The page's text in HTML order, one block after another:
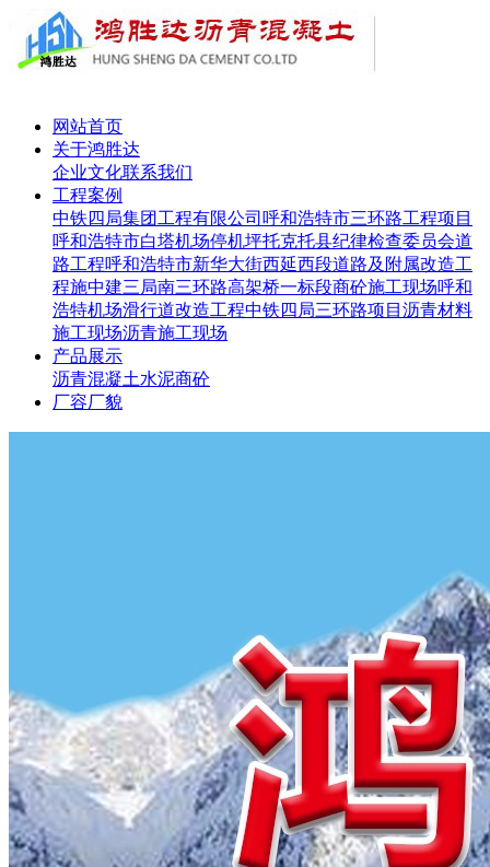
网站首页
关于鸿胜达
企业文化联系我们
工程案例
中铁四局集团工程有限公司呼和浩特市三环路工程项目
呼和浩特市白塔机场停机坪托克托县纪律检查委员会道
路工程呼和浩特市新华大街西延西段道路及附属改造工
程施中建三局南三环路高架桥一标段商砼施工现场呼和
浩特机场滑行道改造工程中铁四局三环路项目 沥青材料
施工现场沥青施工现场
产品展示
沥青混凝土水泥商砼
厂容厂貌